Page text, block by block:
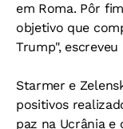
em Roma. Pôr
objetivo que
Trump",
Starmer e
positivos
paz na Ucrânia